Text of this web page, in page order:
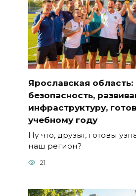
Ярославская
безопасность,
инфраструктуру,
учебному году
Ну что, друзья, готовы
наш регион?
21